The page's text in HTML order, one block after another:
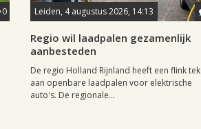
0 Leiden, 4 augustus 2026, 14:13
Regio wil laadpalen gezamenlijk
aanbesteden
De regio Holland Rijnland heeft een flink
aan openbare laadpalen voor elektrische
auto's. De regionale...